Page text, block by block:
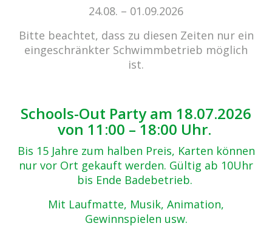
Suche
und
Suche
Anstehende
Datum
wählen.
Vergangene Veranstaltungen
19. Juni 2022
Storno
24.08. – 01.09.2026
Bitte beachtet, dass zu diesen Zeiten nur ein
eingeschränkter Schwimmbetrieb möglich
ist.
Schools-Out Party am 18.07.2026
von 11:00 – 18:00 Uhr.
Bis 15 Jahre zum halben Preis, Karten können
nur vor Ort gekauft werden. Gültig ab 10Uhr
bis Ende Badebetrieb.
Mit Laufmatte, Musik, Animation,
Gewinnspielen usw.